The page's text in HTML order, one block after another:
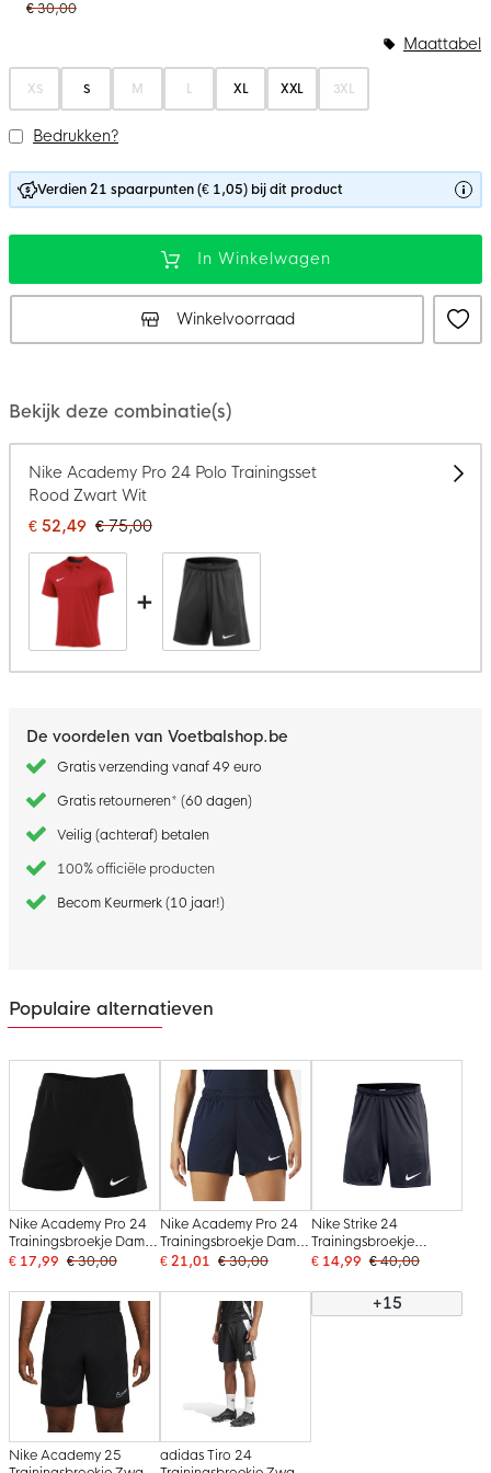
€ 30,00
XS S M L XL XXL 3XL
Maattabel
Bedrukken?
Verdien 21 spaarpunten (€ 1,05) bij dit product
In Winkelwagen
Winkelvoorraad
Bekijk deze combinatie(s)
Nike Academy Pro 24 Polo Trainingsset
Rood Zwart Wit
€ 52,49 € 75,00
+
De voordelen van Voetbalshop.be
Gratis verzending vanaf 49 euro
Gratis retourneren* (60 dagen)
Veilig (achteraf) betalen
100% officiële producten
Becom Keurmerk (10 jaar!)
Populaire alternatieven
Nike Academy Pro 24
Trainingsbroekje Dames
Zwart Wit
€ 17,99 € 30,00
Nike Academy Pro 24
Trainingsbroekje Dames
Donkerblauw Wit
€ 21,01 € 30,00
Nike Strike 24
Trainingsbroekje
Donkerblauw Wit
€ 14,99 € 40,00
Nike Academy 25
adidas Tiro 24
+15